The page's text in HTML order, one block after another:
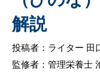
解説
投稿者：ライター 田
監修者：管理栄養士